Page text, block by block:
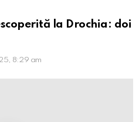
la Drochia: doi
8:29 am